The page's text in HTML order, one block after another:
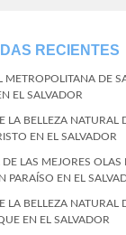
RECIENTES
METROPOLITANA DE
EL SALVADOR
LA BELLEZA NATURAL
EN EL SALVADOR
LAS MEJORES OLAS
PARAÍSO EN EL
LA BELLEZA NATURAL
EN EL SALVADOR